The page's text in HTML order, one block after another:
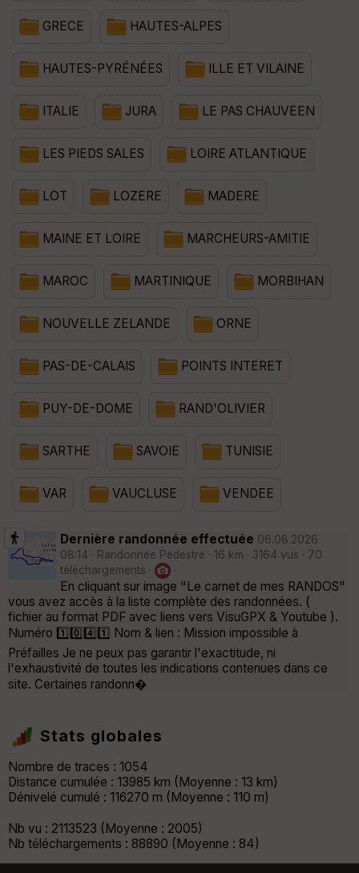
GRECE HAUTES-ALPES
HAUTES-PYRÉNÉES ILLE ET VILAINE
ITALIE JURA LE PAS CHAUVEEN
LES PIEDS SALES LOIRE ATLANTIQUE
LOT LOZERE MADERE
MAINE ET LOIRE MARCHEURS-AMITIE
MAROC MARTINIQUE MORBIHAN
NOUVELLE ZELANDE ORNE
PAS-DE-CALAIS POINTS INTERET
PUY-DE-DOME RAND'OLIVIER
SARTHE SAVOIE TUNISIE
VAR VAUCLUSE VENDEE
Dernière randonnée effectuée 06.08.2026
08:14 · Randonnée Pédestre · 16 km · 3164 vus · 70
téléchargements ·
·
En cliquant sur image "Le carnet de mes RANDOS"
vous avez accès à la liste complète des randonnées. (
fichier au format PDF avec liens vers VisuGPX & Youtube ).
Numéro 1️⃣0️⃣4️⃣1️⃣ Nom & lien : Mission impossible à
Préfailles Je ne peux pas garantir l'exactitude, ni
l'exhaustivité de toutes les indications contenues dans ce
site. Certaines randonn�
Stats globales
Nombre de traces : 1054
Distance cumulée : 13985 km (Moyenne : 13 km)
Dénivelé cumulé : 116270 m (Moyenne : 110 m)
Nb vu : 2113523 (Moyenne : 2005)
Nb téléchargements : 88890 (Moyenne : 84)